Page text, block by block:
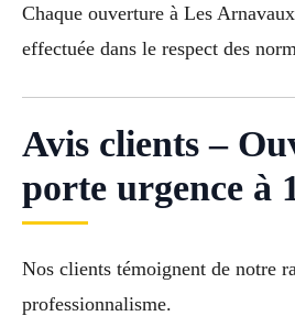
Chaque ouverture à Les
effectuée dans le respect des
Avis clients –
porte urgence à
Nos clients témoignent de notre
professionnalisme.